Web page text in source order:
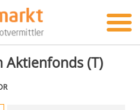
Aktienfonds (T)